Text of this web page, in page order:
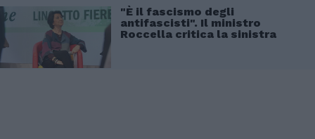
"È il fascismo degli
antifascisti". Il ministro
Roccella critica la sinistra